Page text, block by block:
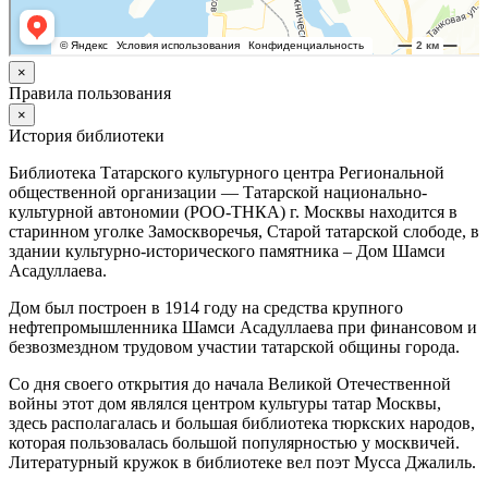
×
Правила пользования
×
История библиотеки
Библиотека Татарского культурного центра Региональной
общественной организации — Татарской национально-
культурной автономии (РОО-ТНКА) г. Москвы находится в
старинном уголке Замоскворечья, Старой татарской слободе, в
здании культурно-исторического памятника – Дом Шамси
Асадуллаева.
Дом был построен в 1914 году на средства крупного
нефтепромышленника Шамси Асадуллаева при финансовом и
безвозмездном трудовом участии татарской общины города.
Со дня своего открытия до начала Великой Отечественной
войны этот дом являлся центром культуры татар Москвы,
здесь располагалась и большая библиотека тюркских народов,
которая пользовалась большой популярностью у москвичей.
Литературный кружок в библиотеке вел поэт Мусса Джалиль.